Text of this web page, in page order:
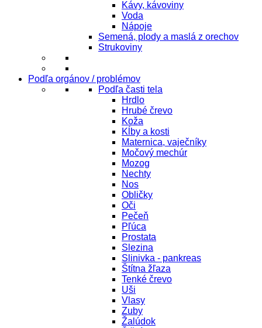
Kávy, kávoviny
Voda
Nápoje
Semená, plody a maslá z orechov
Strukoviny
Podľa orgánov / problémov
Podľa časti tela
Hrdlo
Hrubé črevo
Koža
Kĺby a kosti
Maternica, vaječníky
Močový mechúr
Mozog
Nechty
Nos
Obličky
Oči
Pečeň
Pľúca
Prostata
Slezina
Slinivka - pankreas
Štítna žľaza
Tenké črevo
Uši
Vlasy
Zuby
Žalúdok